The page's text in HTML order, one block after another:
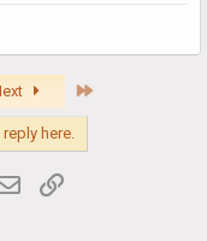
here.
Email